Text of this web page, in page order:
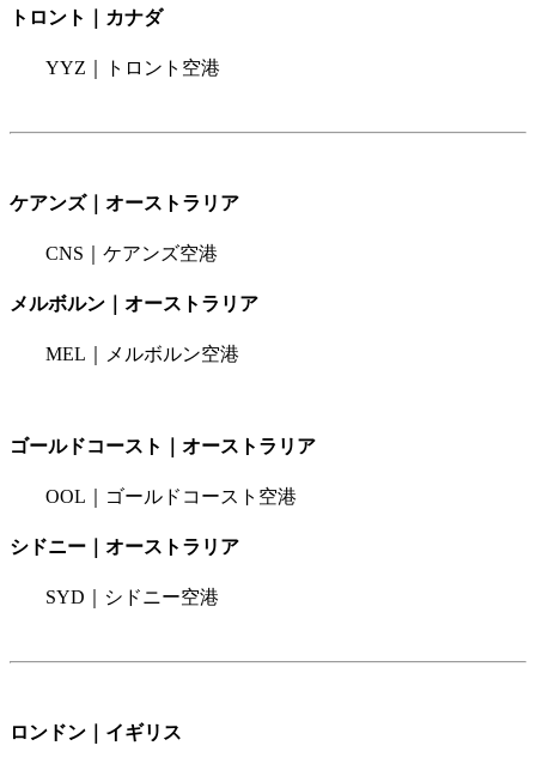
トロント｜カナダ
YYZ｜トロント空港
ケアンズ｜オーストラリア
CNS｜ケアンズ空港
メルボルン｜オーストラリア
MEL｜メルボルン空港
ゴールドコースト｜オーストラリア
OOL｜ゴールドコースト空港
シドニー｜オーストラリア
SYD｜シドニー空港
ロンドン｜イギリス